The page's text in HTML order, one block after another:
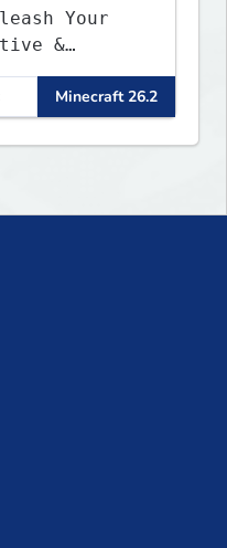
Your
&
Minecraft 26.2